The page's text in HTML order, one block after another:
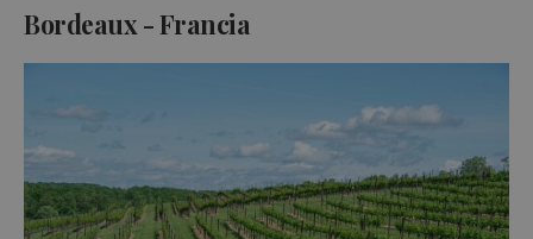
Bordeaux - Francia